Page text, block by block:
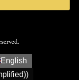
English
)